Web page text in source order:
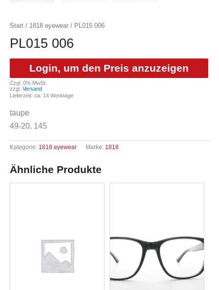
Start / 1818 eyewear / PL015 006
PL015 006
Login, um den Preis anzuzeigen
Zzgl. 0% MwSt.
zzgl. Versand
Lieferzeit: ca. 14 Werktage
taupe
49-20, 145
Kategorie: 1818 eyewear Marke: 1818
Ähnliche Produkte